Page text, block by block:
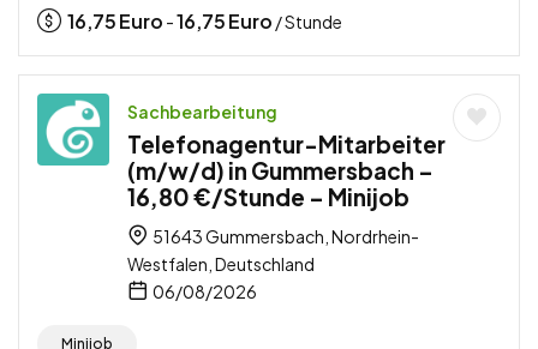
16,75Euro -16,75Euro / Stunde
Sachbearbeitung
Telefonagentur-Mitarbeiter
(m/w/d) in Gummersbach –
16,80 €/Stunde – Minijob
51643 Gummersbach, Nordrhein-
Westfalen, Deutschland
06/08/2026
Minijob